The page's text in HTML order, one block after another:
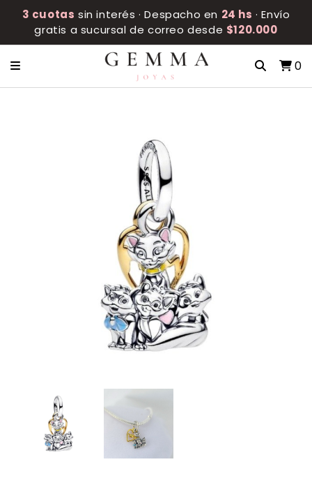
3 cuotas sin interés · Despacho en 24 hs · Envío
gratis a sucursal de correo desde $120.000
0